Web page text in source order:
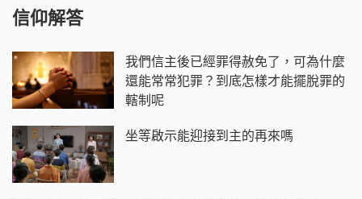
信仰解答
我們信主後已經罪得赦免了，可為什麼
還能常常犯罪？到底怎樣才能擺脫罪的
轄制呢
坐等啟示能迎接到主的再來嗎